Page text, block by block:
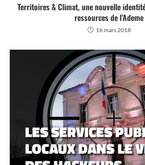
Territoires & Climat, une nouvelle
ressources de l’Ademe
16 mars 2018